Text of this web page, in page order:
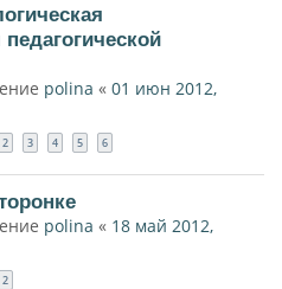
polina « 01 июн 2012,
2 3 4 5 6
polina « 18 май 2012,
2